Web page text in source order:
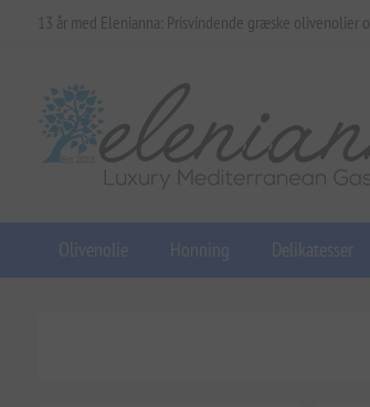
13 år med Elenianna: Prisvindende græske olivenolier
Olivenolie Honning Delikatesser